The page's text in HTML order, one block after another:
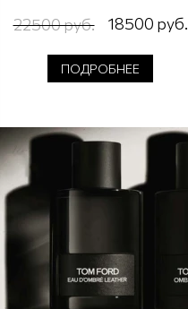
22500 руб. 18500 руб.
ПОДРОБНЕЕ